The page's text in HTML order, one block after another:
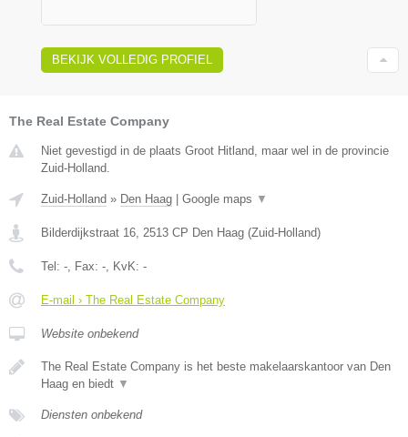
BEKIJK VOLLEDIG PROFIEL
The Real Estate Company
Niet gevestigd in de plaats Groot Hitland, maar wel in de provincie
Zuid-Holland.
Zuid-Holland » Den Haag | Google maps ▼
Bilderdijkstraat 16 2513 CP Den Haag (Zuid-Holland)
Tel: - , Fax: - , KvK: -
E-mail › The Real Estate Company
Website onbekend
The Real Estate Company is het beste makelaarskantoor van Den
Haag en biedt ▼
Diensten onbekend